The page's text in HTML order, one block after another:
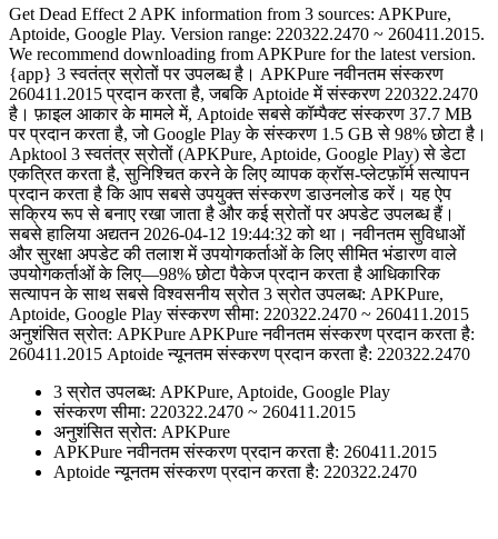
Get Dead Effect 2 APK information from 3 sources: APKPure,
Aptoide, Google Play. Version range: 220322.2470 ~ 260411.2015.
We recommend downloading from APKPure for the latest version.
{app} 3 स्वतंत्र स्रोतों पर उपलब्ध है। APKPure नवीनतम संस्करण
260411.2015 प्रदान करता है, जबकि Aptoide में संस्करण 220322.2470
है। फ़ाइल आकार के मामले में, Aptoide सबसे कॉम्पैक्ट संस्करण 37.7 MB
पर प्रदान करता है, जो Google Play के संस्करण 1.5 GB से 98% छोटा है।
Apktool 3 स्वतंत्र स्रोतों (APKPure, Aptoide, Google Play) से डेटा
एकत्रित करता है, सुनिश्चित करने के लिए व्यापक क्रॉस-प्लेटफ़ॉर्म सत्यापन
प्रदान करता है कि आप सबसे उपयुक्त संस्करण डाउनलोड करें। यह ऐप
सक्रिय रूप से बनाए रखा जाता है और कई स्रोतों पर अपडेट उपलब्ध हैं।
सबसे हालिया अद्यतन 2026-04-12 19:44:32 को था। नवीनतम सुविधाओं
और सुरक्षा अपडेट की तलाश में उपयोगकर्ताओं के लिए सीमित भंडारण वाले
उपयोगकर्ताओं के लिए—98% छोटा पैकेज प्रदान करता है आधिकारिक
सत्यापन के साथ सबसे विश्वसनीय स्रोत 3 स्रोत उपलब्ध: APKPure,
Aptoide, Google Play संस्करण सीमा: 220322.2470 ~ 260411.2015
अनुशंसित स्रोत: APKPure APKPure नवीनतम संस्करण प्रदान करता है:
260411.2015 Aptoide न्यूनतम संस्करण प्रदान करता है: 220322.2470
3 स्रोत उपलब्ध: APKPure, Aptoide, Google Play
संस्करण सीमा: 220322.2470 ~ 260411.2015
अनुशंसित स्रोत: APKPure
APKPure नवीनतम संस्करण प्रदान करता है: 260411.2015
Aptoide न्यूनतम संस्करण प्रदान करता है: 220322.2470